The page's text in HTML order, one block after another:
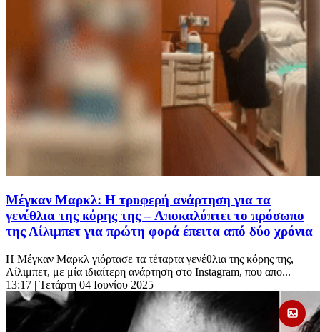
Μέγκαν Μαρκλ: Η τρυφερή ανάρτηση για τα
γενέθλια της κόρης της – Αποκαλύπτει το πρόσωπο
της Λίλιμπετ για πρώτη φορά έπειτα από δύο χρόνια
Η Μέγκαν Μαρκλ γιόρτασε τα τέταρτα γενέθλια της κόρης της,
Λίλιμπετ, με μία ιδιαίτερη ανάρτηση στο Instagram, που απο...
13:17 | Τετάρτη 04 Ιουνίου 2025